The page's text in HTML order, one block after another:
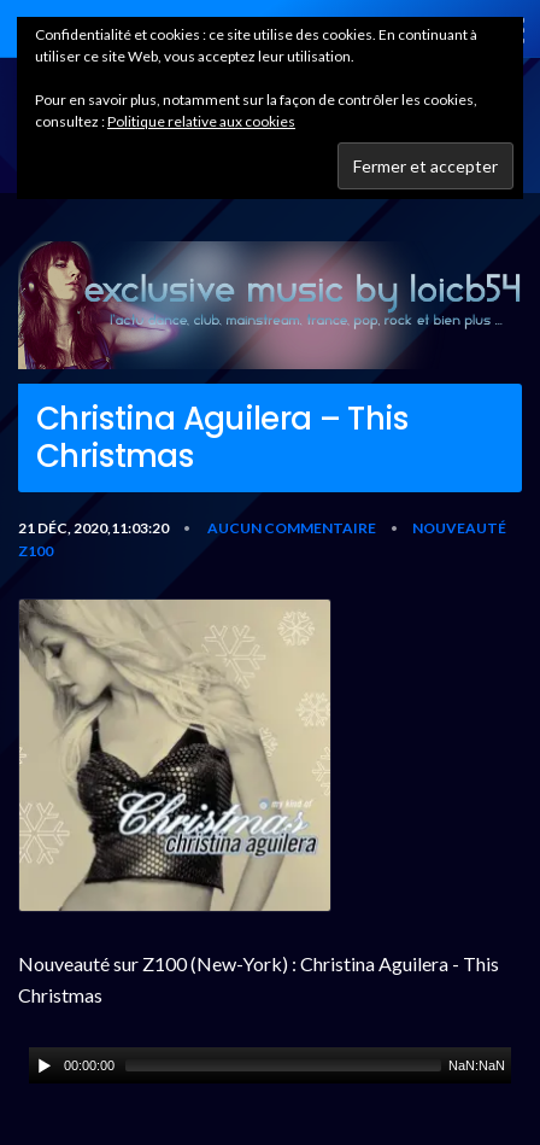
Home
Christina Aguilera – This
Christmas
21 DÉC, 2020,11:03:20 • AUCUN COMMENTAIRE •
NOUVEAUTÉ
Z100
Nouveauté sur Z100 (New-York) : Christina Aguilera - This
Christmas
00:00:00 NaN:NaN
Confidentialité et cookies : ce site utilise des cookies. En continuant à
utiliser ce site Web, vous acceptez leur utilisation.
Pour en savoir plus, notamment sur la façon de contrôler les cookies,
consultez :Politique relative aux cookies